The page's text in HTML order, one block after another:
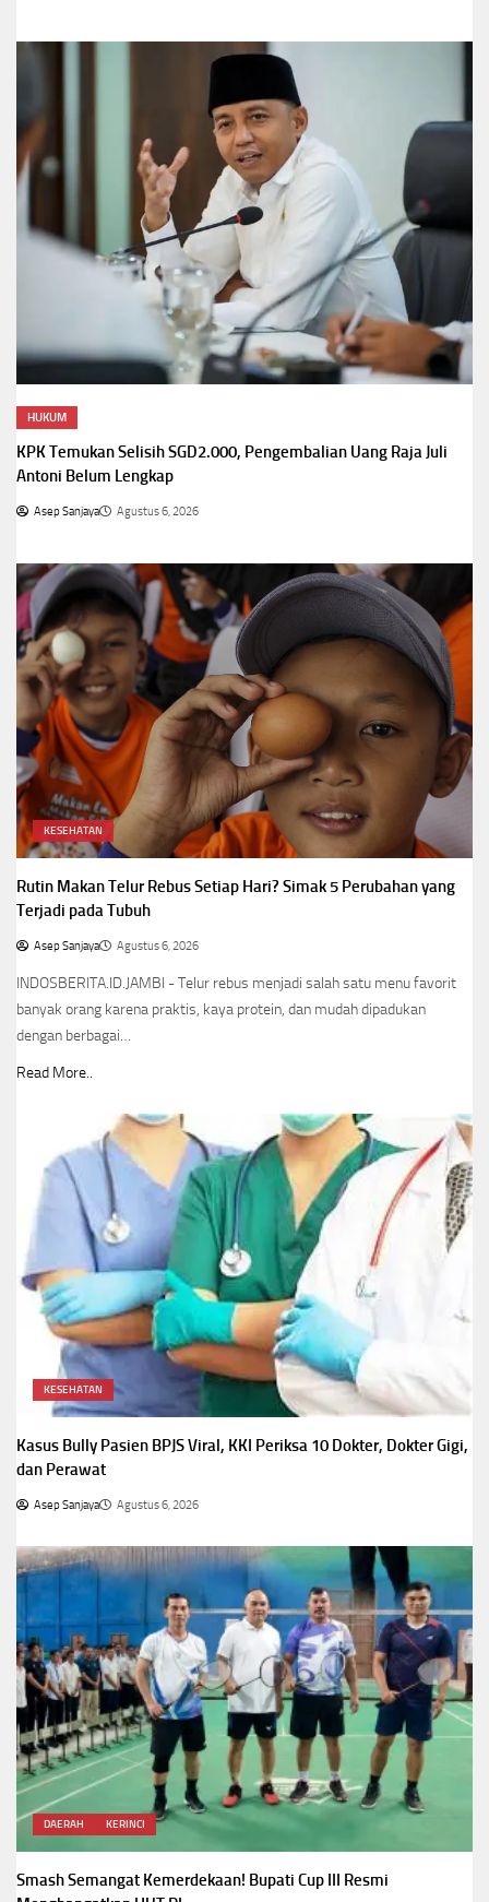
HUKUM
KPK Temukan Selisih SGD2.000, Pengembalian Uang Raja Juli
Antoni Belum Lengkap
Asep Sanjaya Agustus 6, 2026
KESEHATAN
Rutin Makan Telur Rebus Setiap Hari? Simak 5 Perubahan yang
Terjadi pada Tubuh
Asep Sanjaya Agustus 6, 2026
INDOSBERITA.ID.JAMBI - Telur rebus menjadi salah satu menu favorit
banyak orang karena praktis, kaya protein, dan mudah dipadukan
dengan berbagai…
Read More..
KESEHATAN
Kasus Bully Pasien BPJS Viral, KKI Periksa 10 Dokter, Dokter Gigi,
dan Perawat
Asep Sanjaya Agustus 6, 2026
DAERAH KERINCI
Smash Semangat Kemerdekaan! Bupati Cup III Resmi